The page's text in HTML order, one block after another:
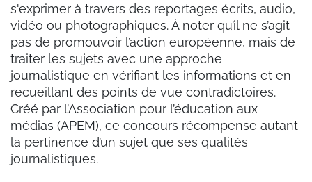
s'exprimer à travers des reportages écrits, audio,
vidéo ou photographiques. À noter qu’il ne s’agit
pas de promouvoir l’action européenne, mais de
traiter les sujets avec une approche
journalistique en vérifiant les informations et en
recueillant des points de vue contradictoires.
Créé par l’Association pour l’éducation aux
médias (APEM), ce concours récompense autant
la pertinence d’un sujet que ses qualités
journalistiques.